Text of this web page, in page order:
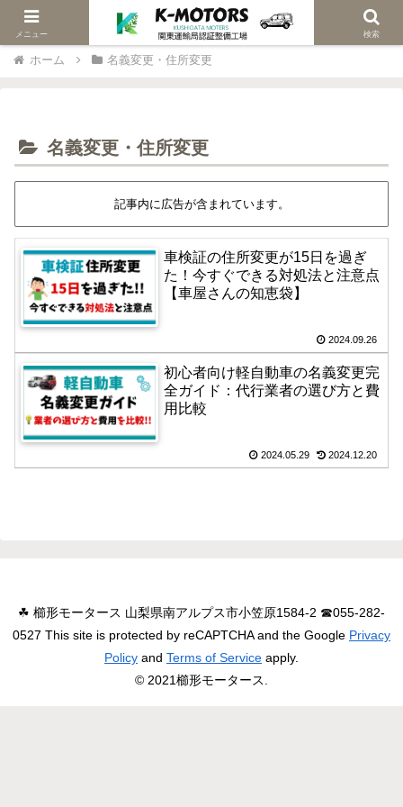
当社は関東陸運局認証車検修理工場です
ホーム 名義変更・住所変更
名義変更・住所変更
記事内に広告が含まれています。
車検証の住所変更が15日を過ぎ
た！今すぐできる対処法と注意点
【車屋さんの知恵袋】
2024.09.26
初心者向け軽自動車の名義変更完
全ガイド：代行業者の選び方と費
用比較
2024.05.29 2024.12.20
☘ 櫛形モータース 山梨県南アルプス市小笠原1584-2 ☎055-282-
0527 This site is protected by reCAPTCHA and the Google Privacy
Policy and Terms of Service apply.
© 2021櫛形モータース.
メニュー 検索